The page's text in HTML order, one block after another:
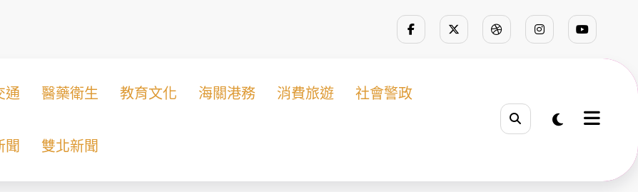
通 醫藥衛生 教育文化 海關港務 消費旅遊 社會警政
聞 雙北新聞